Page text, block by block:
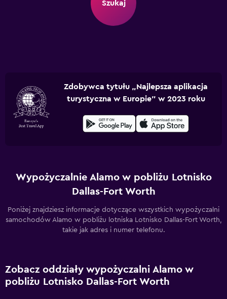
Szukaj
Zdobywca tytułu „Najlepsza aplikacja
turystyczna w Europie” w 2023 roku
Wypożyczalnie Alamo w pobliżu Lotnisko
Dallas-Fort Worth
Poniżej znajdziesz informacje dotyczące wszystkich wypożyczalni
samochodów Alamo w pobliżu lotniska Lotnisko Dallas-Fort Worth,
takie jak adres i numer telefonu.
Zobacz oddziały wypożyczalni Alamo w
pobliżu Lotnisko Dallas-Fort Worth